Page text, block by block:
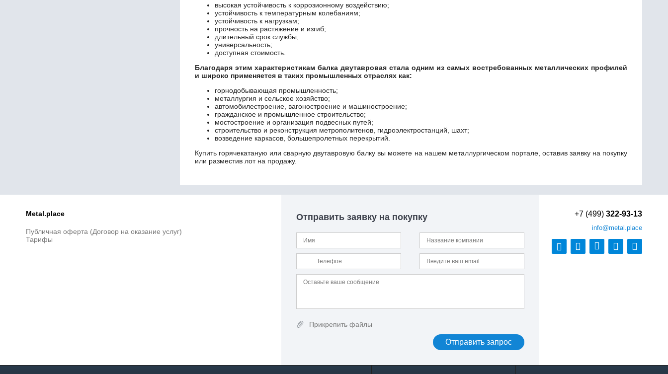
18Б1
30ДШ1
высокая устойчивость к коррозионному воздействию;
устойчивость к температурным колебаниям;
устойчивость к нагрузкам;
прочность на растяжение и изгиб;
длительный срок службы;
универсальность;
доступная стоимость.
Благодаря этим характеристикам балка двутавровая стала одним из самых востребованных металлических профилей
и широко применяется в таких промышленных отраслях как:
горнодобывающая промышленность;
металлургия и сельское хозяйство;
автомобилестроение, вагоностроение и машиностроение;
гражданское и промышленное строительство;
мостостроение и организация подвесных путей;
строительство и реконструкция метрополитенов, гидроэлектростанций, шахт;
возведение каркасов, большепролетных перекрытий.
Купить горячекатаную или сварную двутавровую балку вы можете на нашем металлургическом портале, оставив заявку на покупку
или разместив лот на продажу.
Metal.place
Публичная оферта (Договор на оказание услуг)
Тарифы
Отправить заявку на покупку
Прикрепить файлы
+7 (499) 322-93-13
info@metal.place